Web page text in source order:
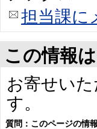
担当課に
この情報
お寄せい
す。
質問：このページの情